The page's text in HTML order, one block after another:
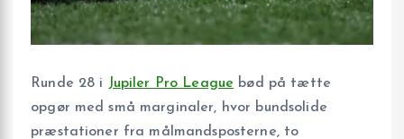
Runde 28 i Jupiler Pro League bød på tætte
opgør med små marginaler, hvor bundsolide
præstationer fra målmandsposterne, to